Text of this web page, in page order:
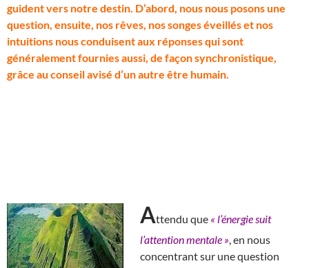
guident vers notre destin. D’abord, nous nous posons une
question, ensuite, nos rêves, nos songes éveillés et nos
intuitions nous conduisent aux réponses qui sont
généralement fournies aussi, de façon synchronistique,
grâce au conseil avisé d’un autre être humain.
Attendu que « l’énergie suit
l’attention mentale » , en nous
concentrant sur une question